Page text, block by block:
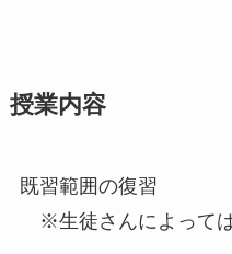
授業内容
既習範囲の復習
※生徒さんによって